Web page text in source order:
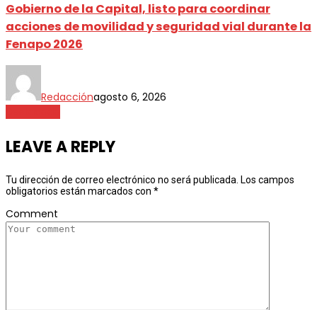
Gobierno de la Capital, listo para coordinar
acciones de movilidad y seguridad vial durante la
Fenapo 2026
Redacciónagosto 6, 2026
LEAVE A REPLY
Tu dirección de correo electrónico no será publicada. Los campos
obligatorios están marcados con *
Comment